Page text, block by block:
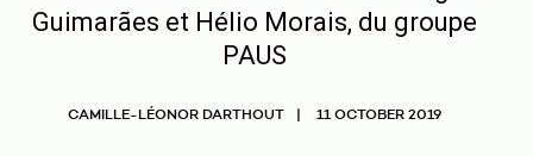
Guimarães et Hélio Morais, du groupe
PAUS
CAMILLE-LÉONOR DARTHOUT 11 OCTOBER 2019